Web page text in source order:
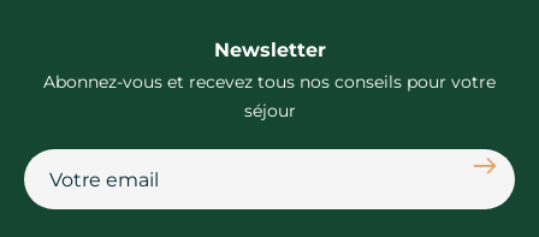
Newsletter
Abonnez-vous et recevez tous nos conseils pour votre
séjour